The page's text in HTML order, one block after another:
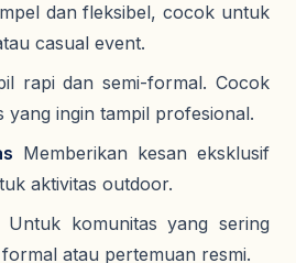
dan fleksibel, cocok untuk
casual event.
rapi dan semi-formal. Cocok
yang ingin tampil profesional.
Memberikan kesan eksklusif
aktivitas outdoor.
Untuk komunitas yang sering
atau pertemuan resmi.